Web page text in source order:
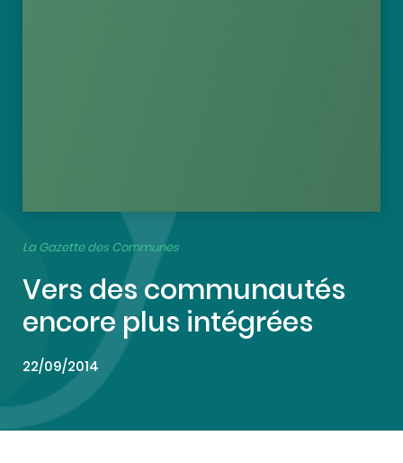
La Gazette des Communes
Vers des communautés
encore plus intégrées
22/09/2014